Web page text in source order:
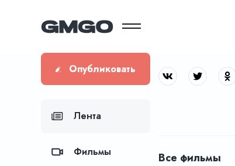
Опубликовать
Лента
Фильмы Все фильмы